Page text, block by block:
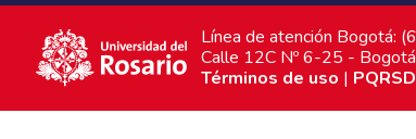
Línea de atención Bogotá:
Calle 12C Nº 6-25 - Bogotá
Términos de uso |